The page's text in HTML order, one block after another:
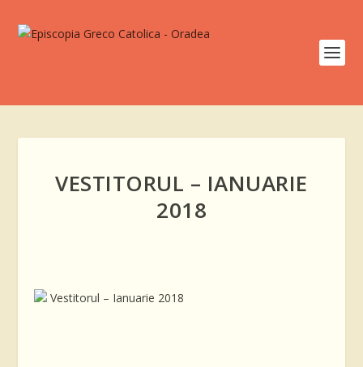
VESTITORUL – IANUARIE
2018
Vestitorul – Ianuarie 2018